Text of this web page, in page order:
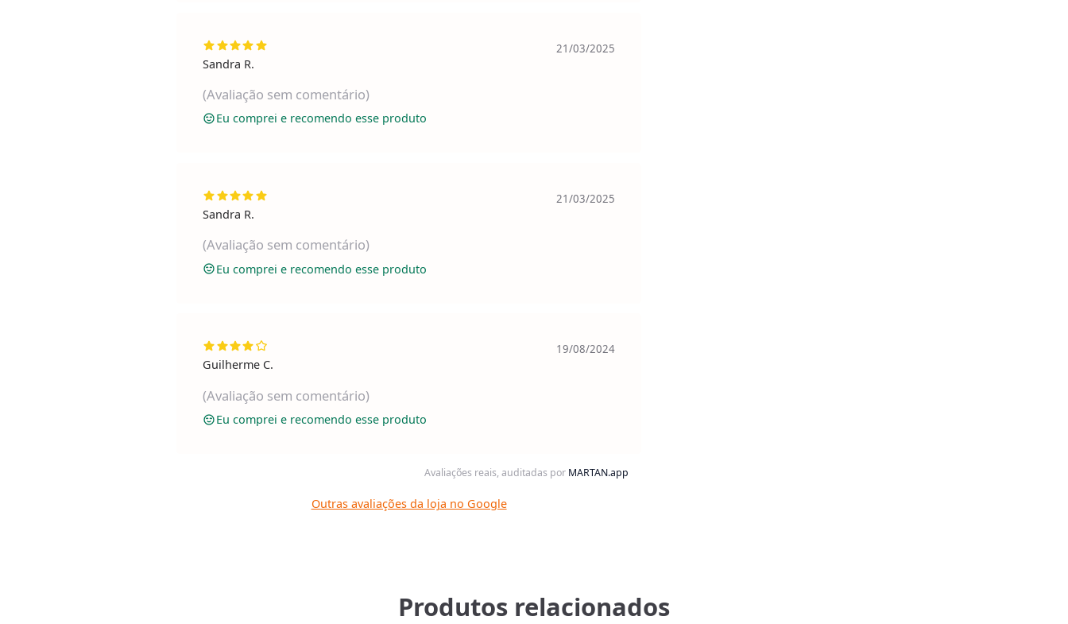
Sandra R.
21/03/2025
(Avaliação sem comentário)
Eu comprei e recomendo esse produto
Sandra R.
21/03/2025
(Avaliação sem comentário)
Eu comprei e recomendo esse produto
Guilherme C.
19/08/2024
(Avaliação sem comentário)
Eu comprei e recomendo esse produto
Avaliações reais, auditadas por MARTAN.app
Outras avaliações da loja no Google
Produtos relacionados